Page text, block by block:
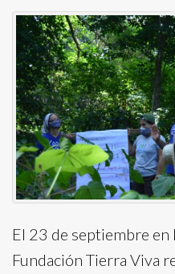
El 23 de septiembre en
Fundación Tierra Viva